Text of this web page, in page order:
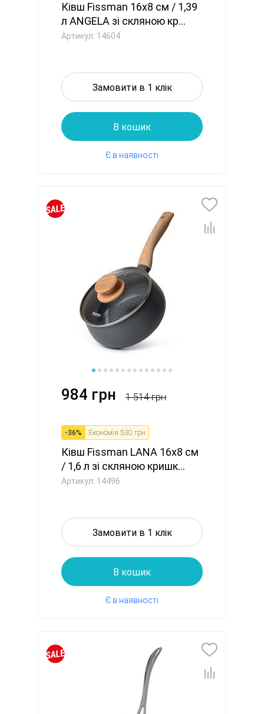
Ківш Fissman 16x8 см / 1,39
л ANGELA зі скляною кр...
Артикул: 14604
Замовити в 1 клік
В кошик
Є в наявності
984 грн 1 514 грн
-36% Економія 530 грн
Ківш Fissman LANA 16x8 см
/ 1,6 л зі скляною кришк...
Артикул: 14496
Замовити в 1 клік
В кошик
Є в наявності